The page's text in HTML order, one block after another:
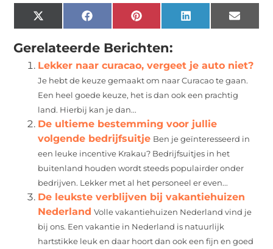
X
(Twitter)
FacebookPinterest LinkedIn Email
Gerelateerde Berichten:
Lekker naar curacao, vergeet je auto niet?
Je hebt de keuze gemaakt om naar Curacao te gaan.
Een heel goede keuze, het is dan ook een prachtig
land. Hierbij kan je dan...
De ultieme bestemming voor jullie
volgende bedrijfsuitje Ben je geïnteresseerd in
een leuke incentive Krakau? Bedrijfsuitjes in het
buitenland houden wordt steeds populairder onder
bedrijven. Lekker met al het personeel er even...
De leukste verblijven bij vakantiehuizen
Nederland Volle vakantiehuizen Nederland vind je
bij ons. Een vakantie in Nederland is natuurlijk
hartstikke leuk en daar hoort dan ook een fijn en goed